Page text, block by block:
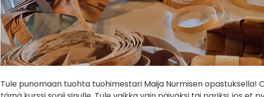
Tule punomaan tuohta tuohimestari Maija Nurmisen opastuksella!